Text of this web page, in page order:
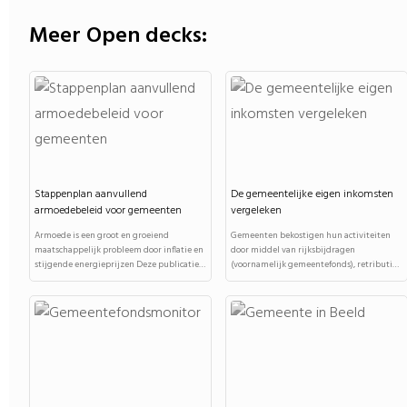
Meer Open decks:
Stappenplan aanvullend
armoedebeleid voor gemeenten
Armoede is een groot en groeiend
maatschappelijk probleem door inflatie en
stijgende energieprijzen Deze publicatie
biedt...
De gemeentelijke eigen inkomsten
vergeleken
Gemeenten bekostigen hun activiteiten
door middel van rijksbijdragen
(voornamelijk gemeentefonds), retributies
(vergoedingen...